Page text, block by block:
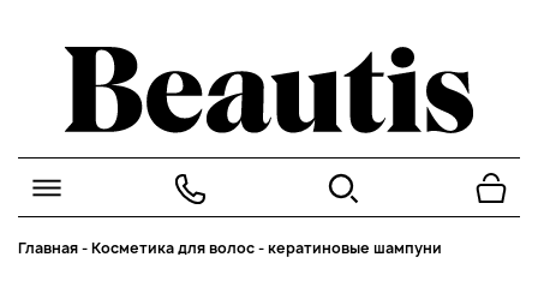
Главная-Косметика для волос-кератиновые шампуни